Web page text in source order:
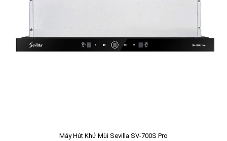
Máy Hút Khử Mùi Sevilla SV-700S Pro